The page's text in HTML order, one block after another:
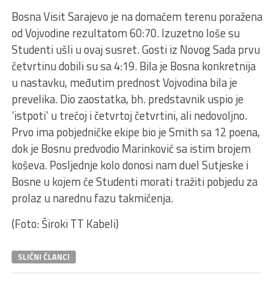
Bosna Visit Sarajevo je na domaćem terenu poražena
od Vojvodine rezultatom 60:70. Izuzetno loše su
Studenti ušli u ovaj susret. Gosti iz Novog Sada prvu
četvrtinu dobili su sa 4:19. Bila je Bosna konkretnija
u nastavku, međutim prednost Vojvodina bila je
prevelika. Dio zaostatka, bh. predstavnik uspio je
‘istpoti’ u trećoj i četvrtoj četvrtini, ali nedovoljno.
Prvo ima pobjedničke ekipe bio je Smith sa 12 poena,
dok je Bosnu predvodio Marinković sa istim brojem
koševa. Posljednje kolo donosi nam duel Sutjeske i
Bosne u kojem će Studenti morati tražiti pobjedu za
prolaz u narednu fazu takmičenja.
(Foto: Široki TT Kabeli)
SLIČNI ČLANCI